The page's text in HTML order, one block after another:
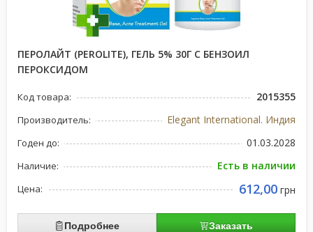
ПЕРОЛАЙТ (PEROLITE), ГЕЛЬ 5% 30Г С БЕНЗОИЛ
ПЕРОКСИДОМ
Код товара: 2015355
Производитель: Elegant International. Индия
Годен до: 01.03.2028
Наличие: Есть в наличии
Цена: 612,00 грн
Подробнее Заказать